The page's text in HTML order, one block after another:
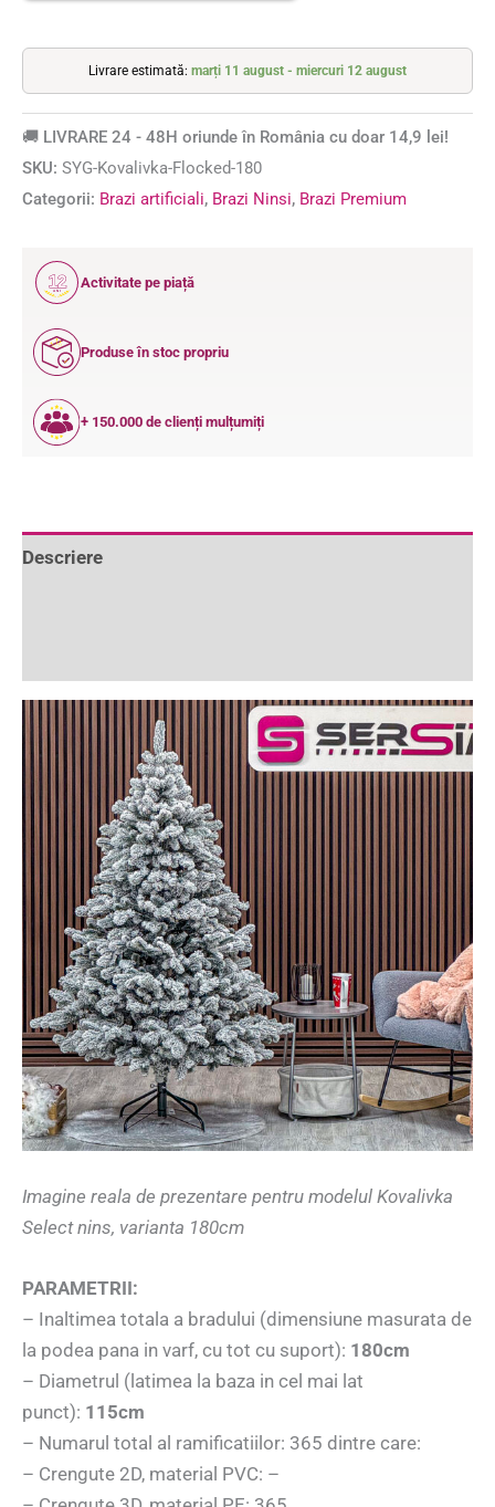
Livrare estimată: marți 11 august - miercuri 12 august
🚚 LIVRARE 24 - 48H oriunde în România cu doar 14,9 lei!
SKU: SYG-Kovalivka-Flocked-180
Categorii: Brazi artificiali, Brazi Ninsi, Brazi Premium
12
ANI
Activitate pe piață
Produse în stoc propriu
+ 150.000 de clienți mulțumiți
Descriere
Imagine reala de prezentare pentru modelul Kovalivka
Select nins, varianta 180cm
PARAMETRII:
– Inaltimea totala a bradului (dimensiune masurata de
la podea pana in varf, cu tot cu suport): 180cm
– Diametrul (latimea la baza in cel mai lat
punct): 115cm
– Numarul total al ramificatiilor: 365 dintre care:
– Crengute 2D, material PVC: –